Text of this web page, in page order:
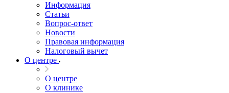
Информация
Статьи
Вопрос-ответ
Новости
Правовая информация
Налоговый вычет
О центре
О центре
О клинике